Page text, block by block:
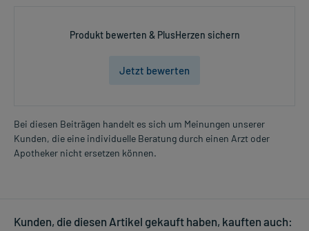
Produkt bewerten & PlusHerzen sichern
Jetzt bewerten
Bei diesen Beiträgen handelt es sich um Meinungen unserer
Kunden, die eine individuelle Beratung durch einen Arzt oder
Apotheker nicht ersetzen können.
Kunden, die diesen Artikel gekauft haben, kauften auch: